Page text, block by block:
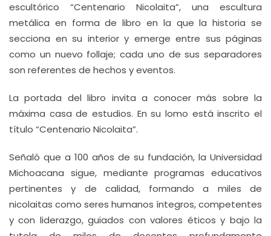
escultórico “Centenario Nicolaita”, una escultura
metálica en forma de libro en la que la historia se
secciona en su interior y emerge entre sus páginas
como un nuevo follaje; cada uno de sus separadores
son referentes de hechos y eventos.
La portada del libro invita a conocer más sobre la
máxima casa de estudios. En su lomo está inscrito el
título “Centenario Nicolaita”.
Señaló que a 100 años de su fundación, la Universidad
Michoacana sigue, mediante programas educativos
pertinentes y de calidad, formando a miles de
nicolaitas como seres humanos íntegros, competentes
y con liderazgo, guiados con valores éticos y bajo la